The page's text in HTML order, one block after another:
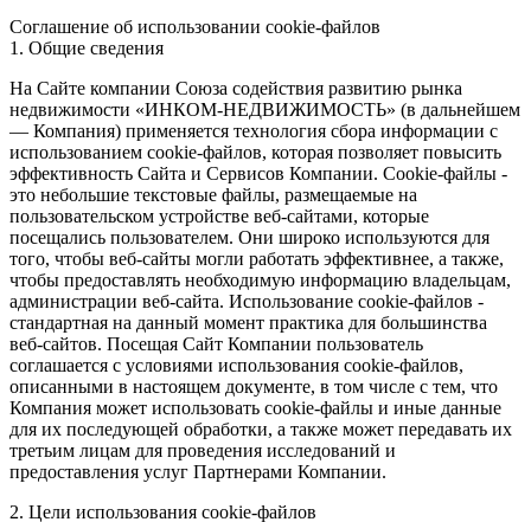
Соглашение об использовании cookie-файлов
1. Общие сведения
На Сайте компании Союза содействия развитию рынка
недвижимости «ИНКОМ-НЕДВИЖИМОСТЬ» (в дальнейшем
— Компания) применяется технология сбора информации с
использованием cookie-файлов, которая позволяет повысить
эффективность Сайта и Сервисов Компании. Сookie-файлы -
это небольшие текстовые файлы, размещаемые на
пользовательском устройстве веб-сайтами, которые
посещались пользователем. Они широко используются для
того, чтобы веб-сайты могли работать эффективнее, а также,
чтобы предоставлять необходимую информацию владельцам,
администрации веб-сайта. Использование cookie-файлов -
стандартная на данный момент практика для большинства
веб-сайтов. Посещая Сайт Компании пользователь
соглашается с условиями использования cookie-файлов,
описанными в настоящем документе, в том числе с тем, что
Компания может использовать cookie-файлы и иные данные
для их последующей обработки, а также может передавать их
третьим лицам для проведения исследований и
предоставления услуг Партнерами Компании.
2. Цели использования cookie-файлов